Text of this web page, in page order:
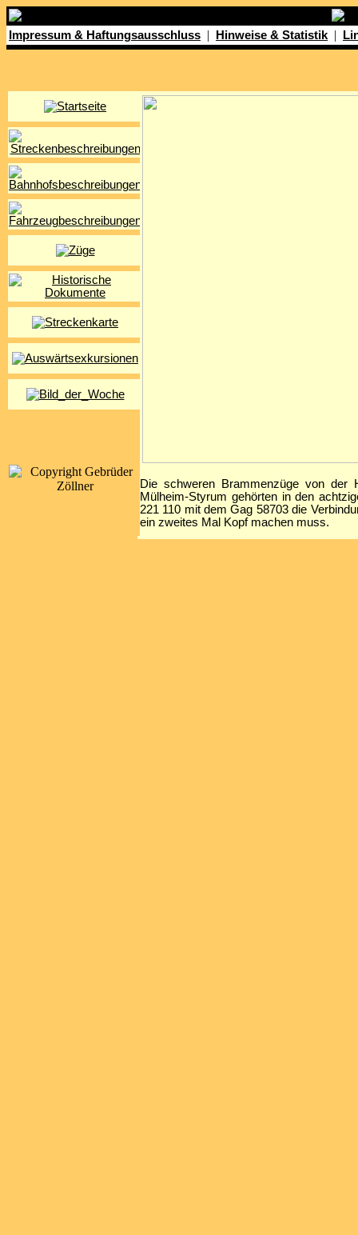
Impressum & Haftungsausschluss | Hinweise & Statistik |
Die schweren Brammenzüge von der
Mülheim-Styrum gehörten in den
221 110 mit dem Gag 58703 die
ein zweites Mal Kopf machen muss.